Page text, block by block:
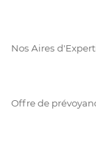
Nos Aires
Offre de